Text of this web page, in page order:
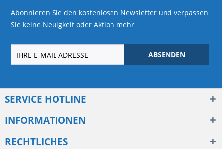
Abonnieren Sie den kostenlosen Newsletter und verpassen
Sie keine Neuigkeit oder Aktion mehr
ABSENDEN
SERVICE HOTLINE
INFORMATIONEN
RECHTLICHES